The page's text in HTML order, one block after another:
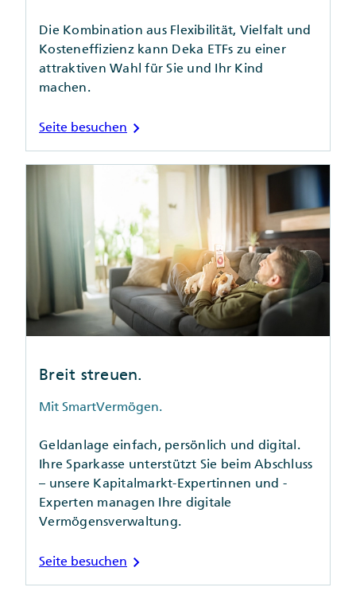
Die Kombination aus Flexibilität, Vielfalt und
Kosteneffizienz kann Deka ETFs zu einer
attraktiven Wahl für Sie und Ihr Kind
machen.
Seite besuchen chevron_right
Breit streuen.
Mit SmartVermögen.
Geldanlage einfach, persönlich und digital.
Ihre Sparkasse unterstützt Sie beim Abschluss
– unsere Kapitalmarkt-Expertinnen und -
Experten managen Ihre digitale
Vermögensverwaltung.
Seite besuchen chevron_right